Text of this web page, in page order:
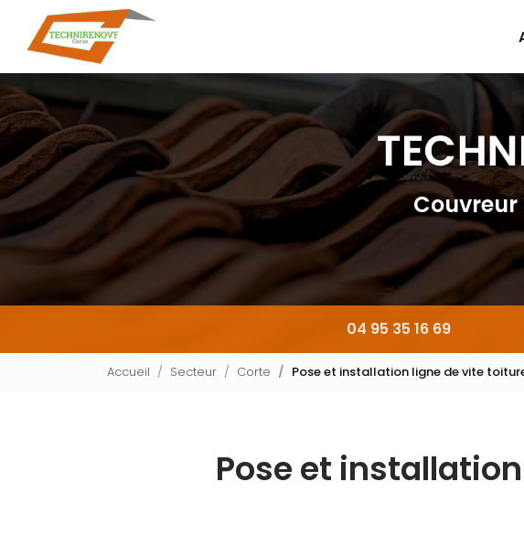
contenu
principal
Couvreur
04 95 35 16 69
Accueil Secteur Corte Pose et installation ligne de vite
Pose et